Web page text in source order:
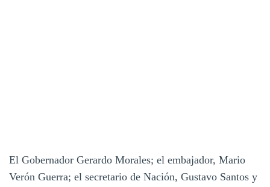
El Gobernador Gerardo Morales; el embajador, Mario
Verón Guerra; el secretario de Nación, Gustavo Santos y